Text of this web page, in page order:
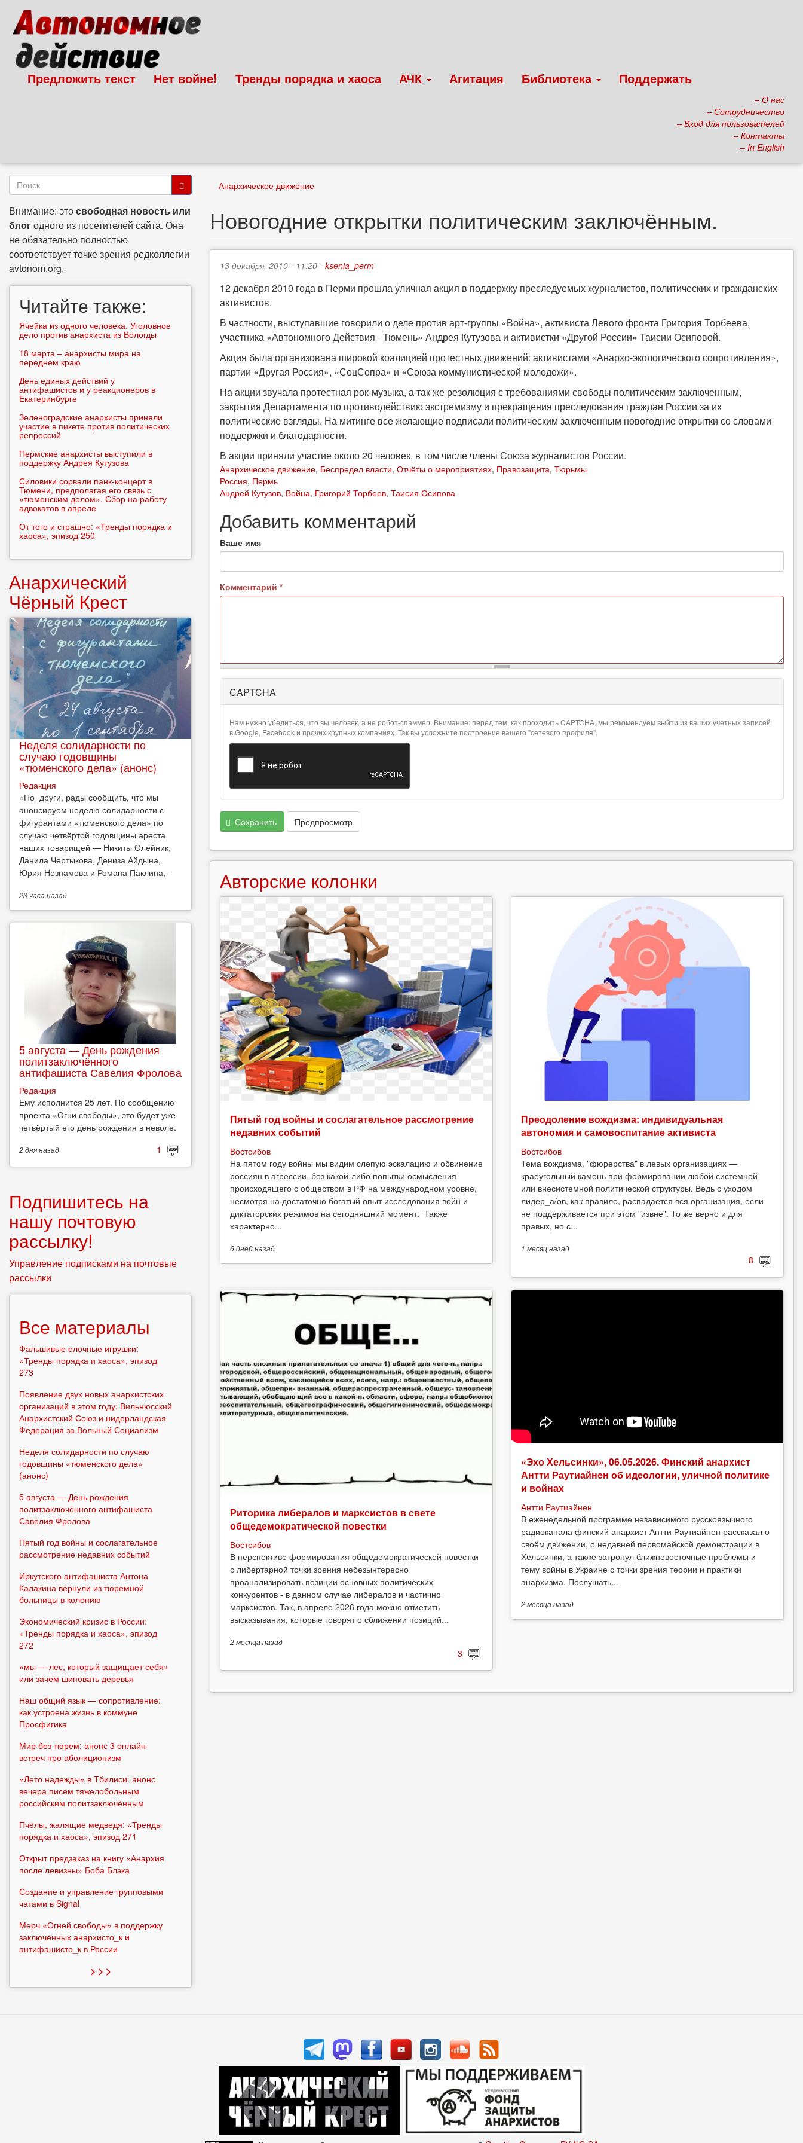
основному
содержанию
Предложить текст Нет войне! Тренды порядка и хаоса АЧК Агитация Библиотека Поддержать
– О нас
– Сотрудничество
– Вход для пользователей
– Контакты
– In English
Анархическое движение
Новогодние открытки политическим заключённым.
13 декабря, 2010 - 11:20 - ksenia_perm
12 декабря 2010 года в Перми прошла уличная акция в поддержку преследуемых журналистов, политических и гражданских
активистов.
В частности, выступавшие говорили о деле против арт-группы «Война», активиста Левого фронта Григория Торбеева,
участника «Автономного Действия - Тюмень» Андрея Кутузова и активистки «Другой России» Таисии Осиповой.
Акция была организована широкой коалицией протестных движений: активистами «Анархо-экологического сопротивления»,
партии «Другая Россия», «СоцСопра» и «Союза коммунистической молодежи».
На акции звучала протестная рок-музыка, а так же резолюция с требованиями свободы политическим заключенным,
закрытия Департамента по противодействию экстремизму и прекращения преследования граждан России за их
политические взгляды. На митинге все желающие подписали политическим заключенным новогодние открытки со словами
поддержки и благодарности.
В акции приняли участие около 20 человек, в том числе члены Союза журналистов России.
Анархическое движение, Беспредел власти, Отчёты о мероприятиях, Правозащита, Тюрьмы
Россия, Пермь
Андрей Кутузов, Война, Григорий Торбеев, Таисия Осипова
Добавить комментарий
Ваше имя
Комментарий *
информация
о текстовых
CAPTCHA
Нам нужно убедиться, что вы человек, а не робот-спаммер. Внимание: перед тем, как проходить CAPTCHA, мы рекомендуем выйти из ваших учетных записей
в Google, Facebook и прочих крупных компаниях. Так вы усложните построение вашего "сетевого профиля".
Сохранить Предпросмотр
Авторские колонки
Пятый год войны и сослагательное рассмотрение
недавних событий
Востсибов
На пятом году войны мы видим слепую эскалацию и обвинение
россиян в агрессии, без какой-либо попытки осмысления
происходящего с обществом в РФ на международном уровне,
несмотря на достаточно богатый опыт исследования войн и
диктаторских режимов на сегодняшний момент. Также
характерно...
6 днейназад
Преодоление вождизма: индивидуальная
автономия и самовоспитание активиста
Востсибов
Тема вождизма, "фюрерства" в левых организациях —
краеугольный камень при формировании любой системной
или внесистемной политической структуры. Ведь с уходом
лидер_а/ов, как правило, распадается вся организация, если
не поддерживается при этом "извне". То же верно и для
правых, но с...
1 месяцназад
8
Риторика либералов и марксистов в свете
общедемократической повестки
Востсибов
В перспективе формирования общедемократической повестки
с либертарной точки зрения небезынтересно
проанализировать позиции основных политических
конкурентов - в данном случае либералов и частично
марксистов. Так, в апреле 2026 года можно отметить
высказывания, которые говорят о сближении позиций...
2 месяца назад
3
«Эхо Хельсинки», 06.05.2026. Финский анархист
Антти Раутиайнен об идеологии, уличной политике
и войнах
Антти Раутиайнен
В еженедельной программе независимого русскоязычного
радиоканала финский анархист Антти Раутиайнен рассказал о
своём движении, о недавней первомайской демонстрации в
Хельсинки, а также затронул ближневосточные проблемы и
тему войны в Украине с точки зрения теории и практики
анархизма. Послушать...
2 месяца назад
Форма
поиска
Внимание: этосвободная новость или
блогодного из посетителей сайта. Она
не обязательно полностью
соответствует точке зрения редколлегии
avtonom.org.
Читайте также:
Ячейка из одного человека. Уголовное
дело против анархиста из Вологды
18 марта – анархисты мира на
переднем краю
День единых действий у
антифашистов и у реакционеров в
Екатеринбурге
Зеленоградские анархисты приняли
участие в пикете против политических
репрессий
Пермские анархисты выступили в
поддержку Андрея Кутузова
Силовики сорвали панк-концерт в
Тюмени, предполагая его связь с
«тюменским делом». Сбор на работу
адвокатов в апреле
От того и страшно: «Тренды порядка и
хаоса», эпизод 250
Анархический
Чёрный Крест
Неделя солидарности по
случаю годовщины
«тюменского дела» (анонс)
Редакция
​«По_други, рады сообщить, что мы
анонсируем неделю солидарности с
фигурантами «тюменского дела» по
случаю четвёртой годовщины ареста
наших товарищей — Никиты Олейник,
Данила Чертыкова, Дениза Айдына,
Юрия Незнамова и Романа Паклина, -
23 часа назад
5 августа — День рождения
политзаключённого
антифашиста Савелия Фролова
Редакция
Ему исполнится 25 лет. По сообщению
проекта «Огни свободы», это будет уже
четвёртый его день рождения в неволе.
2 дняназад 1
Подпишитесь на
нашу почтовую
рассылку!
Управление подписками на почтовые
рассылки
Все материалы
Фальшивые елочные игрушки:
«Тренды порядка и хаоса», эпизод
273
Появление двух новых анархистских
организаций в этом году: Вильнюсский
Анархистский Союз и нидерландская
Федерация за Вольный Социализм
Неделя солидарности по случаю
годовщины «тюменского дела»
(анонс)
5 августа — День рождения
политзаключённого антифашиста
Савелия Фролова
Пятый год войны и сослагательное
рассмотрение недавних событий
Иркутского антифашиста Антона
Калакина вернули из тюремной
больницы в колонию
Экономический кризис в России:
«Тренды порядка и хаоса», эпизод
272
«мы — лес, который защищает себя»
или зачем шиповать деревья
Наш общий язык — сопротивление:
как устроена жизнь в коммуне
Просфигика
Мир без тюрем: анонс 3 онлайн-
встреч про аболиционизм
«Лето надежды» в Тбилиси: анонс
вечера писем тяжелобольным
российским политзаключённым
Пчёлы, жалящие медведя: «Тренды
порядка и хаоса», эпизод 271
Открыт предзаказ на книгу «Анархия
после левизны» Боба Блэка
Создание и управление групповыми
чатами в Signal
Мерч «Огней свободы» в поддержку
заключённых анархисто_к и
антифашисто_к в России
> > >